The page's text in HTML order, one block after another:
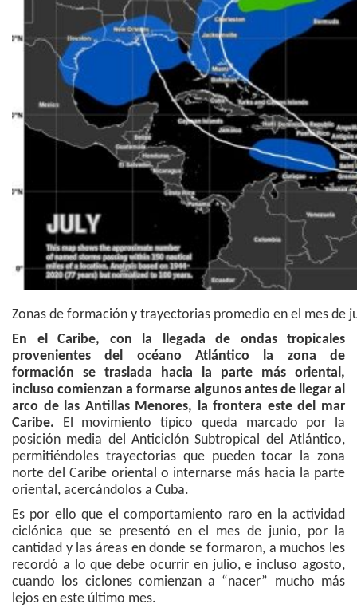
Zonas de formación y trayectorias promedio en el mes de
En el Caribe, con la llegada de ondas tropicales
provenientes del océano Atlántico la zona de
formación se traslada hacia la parte más oriental,
incluso comienzan a formarse algunos antes de llegar al
arco de las Antillas Menores, la frontera este del mar
Caribe. El movimiento típico queda marcado por la
posición media del Anticiclón Subtropical del Atlántico,
permitiéndoles trayectorias que pueden tocar la zona
norte del Caribe oriental o internarse más hacia la parte
oriental, acercándolos a Cuba.
Es por ello que el comportamiento raro en la actividad
ciclónica que se presentó en el mes de junio, por la
cantidad y las áreas en donde se formaron, a muchos les
recordó a lo que debe ocurrir en julio, e incluso agosto,
cuando los ciclones comienzan a “nacer” mucho más
lejos en este último mes.